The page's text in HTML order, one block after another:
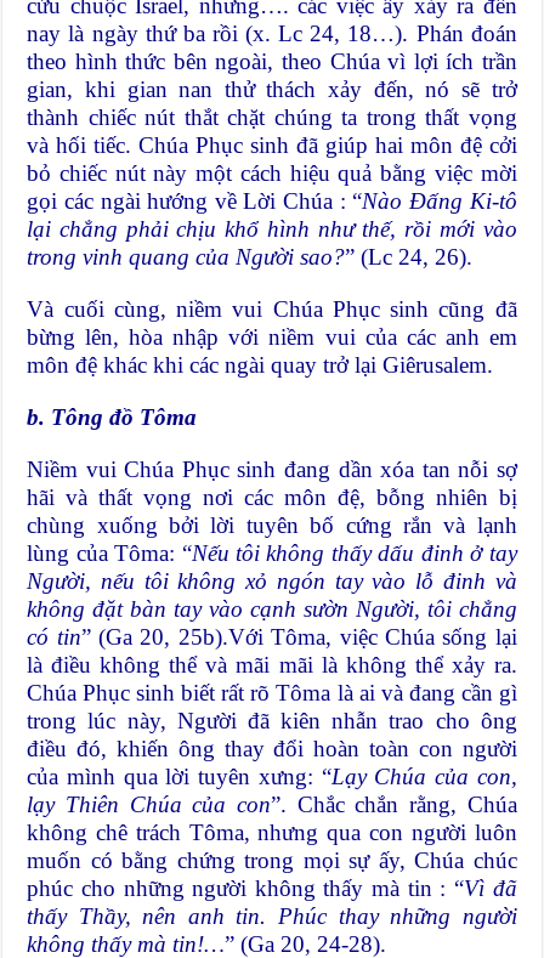
nay là ngày thứ ba rồi (x. Lc 24, 18…). Phán đoán
theo hình thức bên ngoài, theo Chúa vì lợi ích trần
gian, khi gian nan thử thách xảy đến, nó sẽ trở
thành chiếc nút thắt chặt chúng ta trong thất vọng
và hối tiếc. Chúa Phục sinh đã giúp hai môn đệ cởi
bỏ chiếc nút này một cách hiệu quả bằng việc mời
gọi các ngài hướng về Lời Chúa : “Nào Đấng Ki-tô
lại chẳng phải chịu khổ hình như thế, rồi mới vào
trong vinh quang của Người sao?” (Lc 24, 26).
Và cuối cùng, niềm vui Chúa Phục sinh cũng đã
bừng lên, hòa nhập với niềm vui của các anh em
môn đệ khác khi các ngài quay trở lại Giêrusalem.
b. Tông đồ Tôma
Niềm vui Chúa Phục sinh đang dần xóa tan nỗi sợ
hãi và thất vọng nơi các môn đệ, bỗng nhiên bị
chùng xuống bởi lời tuyên bố cứng rắn và lạnh
lùng của Tôma: “Nếu tôi không thấy dấu đinh ở tay
Người, nếu tôi không xỏ ngón tay vào lỗ đinh và
không đặt bàn tay vào cạnh sườn Người, tôi chẳng
có tin” (Ga 20, 25b).Với Tôma, việc Chúa sống lại
là điều không thể và mãi mãi là không thể xảy ra.
Chúa Phục sinh biết rất rõ Tôma là ai và đang cần gì
trong lúc này, Người đã kiên nhẫn trao cho ông
điều đó, khiến ông thay đổi hoàn toàn con người
của mình qua lời tuyên xưng: “Lạy Chúa của con,
lạy Thiên Chúa của con”. Chắc chắn rằng, Chúa
không chê trách Tôma, nhưng qua con người luôn
muốn có bằng chứng trong mọi sự ấy, Chúa chúc
phúc cho những người không thấy mà tin : “Vì đã
thấy Thầy, nên anh tin. Phúc thay những người
không thấy mà tin!…” (Ga 20, 24-28).